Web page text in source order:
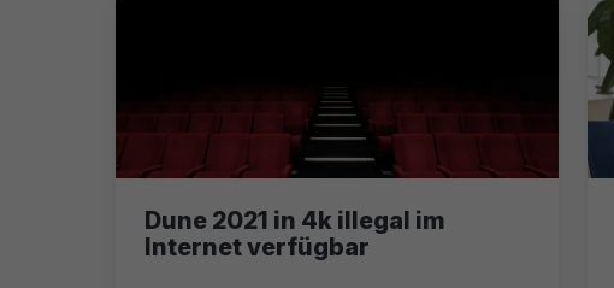
Dune 2021 in 4k illegal im
Internet verfügbar